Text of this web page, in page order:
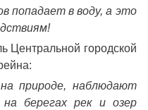
попадает в воду, а это
Центральной городской
природе, наблюдают
берегах рек и озер